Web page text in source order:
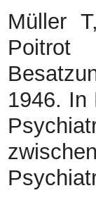
Müller
1946. In